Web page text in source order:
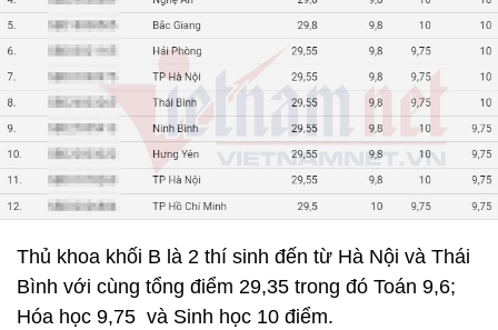
Thủ khoa khối B là 2 thí sinh đến từ Hà Nội và Thái
Bình với cùng tổng điểm 29,35 trong đó Toán 9,6;
Hóa học 9,75 và Sinh học 10 điểm.